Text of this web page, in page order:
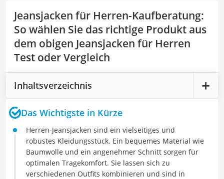
Jeansjacken für Herren-Kaufberatung:
So wählen Sie das richtige Produkt aus
dem obigen Jeansjacken für Herren
Test oder Vergleich
Inhaltsverzeichnis
Das Wichtigste in Kürze
Herren-Jeansjacken sind ein vielseitiges und
robustes Kleidungsstück. Ein bequemes Material wie
Baumwolle und ein angenehmer Schnitt sorgen für
optimalen Tragekomfort. Sie lassen sich zu
verschiedenen Outfits kombinieren und sind in